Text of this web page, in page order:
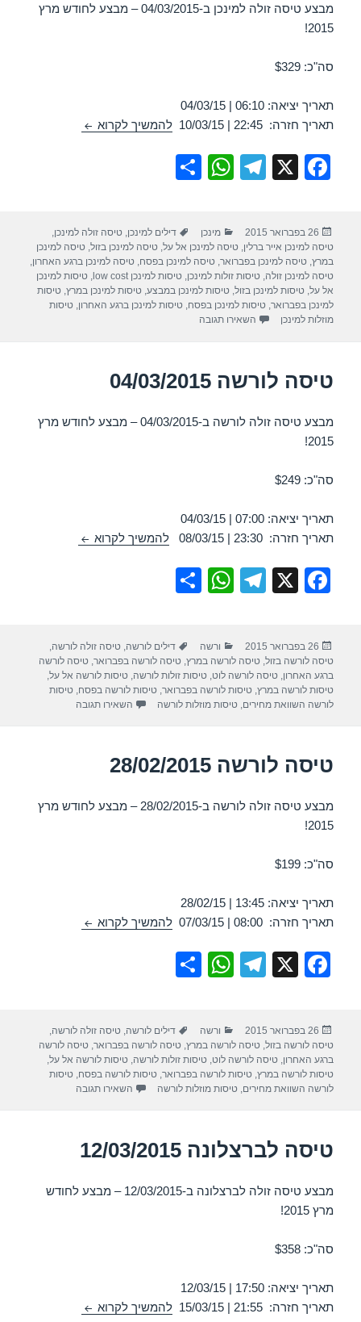
מבצע טיסה זולה למינכן ב-04/03/2015 – מבצע לחודש מרץ
2015!
סה"כ: $329
תאריך יציאה: 06:10 | 04/03/15
תאריך חזרה: 22:45 | 10/03/15
להמשיך לקרוא טיסה למינכן 04/03/2015
F
e
b
o
o
X
T
gr
a
m
W
s
A
p
p
e
פורסם
בתאריך
26 בפברואר 2015 קטגוריות
מינכן תגיות
דילים למינכן,טיסה זולה למינכן,
טיסה למינכן אייר ברלין,טיסה למינכן אל על,טיסה למינכן בזול,טיסה למינכן
במרץ,טיסה למינכן בפברואר,טיסה למינכן בפסח,טיסה למינכן ברגע האחרון,
טיסה למינכן זולה,טיסות זולות למינכן,טיסות למינכן low cost ,טיסות למינכן
אל על,טיסות למינכן בזול,טיסות למינכן במבצע,טיסות למינכן במרץ,טיסות
למינכן בפברואר,טיסות למינכן בפסח,טיסות למינכן ברגע האחרון,טיסות
מוזלות למינכן
השאירו תגובה
טיסה לורשה 04/03/2015
מבצע טיסה זולה לורשה ב-04/03/2015 – מבצע לחודש מרץ
2015!
סה"כ: $249
תאריך יציאה: 07:00 | 04/03/15
תאריך חזרה: 23:30 | 08/03/15
להמשיך לקרוא טיסה לורשה 04/03/2015
F
e
b
o
k
X
T
gr
a
m
W
s
A
p
e
פורסם
בתאריך
26 בפברואר 2015 קטגוריות
ורשה תגיות
דילים לורשה ,טיסה זולה לורשה
טיסה לורשה בזול ,טיסה לורשה במרץ ,טיסה לורשה בפברואר ,טיסה לורשה
ברגע האחרון ,טיסה לורשה לוט ,טיסות זולות לורשה ,טיסות לורשה אל על
טיסות לורשה במרץ ,טיסות לורשה בפברואר ,טיסות לורשה בפסח ,טיסות
לורשה השוואת מחירים ,טיסות מוזלות לורשה השאירו תגובה
טיסה לורשה 28/02/2015
מבצע טיסה זולה לורשה ב-28/02/2015 – מבצע לחודש מרץ
2015!
סה"כ: $199
תאריך יציאה: 13:45 | 28/02/15
תאריך חזרה: 08:00 | 07/03/15
להמשיך לקרוא טיסה לורשה 28/02/2015
F
e
b
o
k
X
T
gr
a
m
W
s
A
p
e
פורסם
בתאריך
26 בפברואר 2015 קטגוריות
ורשה תגיות
דילים לורשה,טיסה זולה לורשה,
טיסה לורשה בזול,טיסה לורשה במרץ,טיסה לורשה בפברואר,טיסה לורשה
ברגע האחרון,טיסה לורשה לוט,טיסות זולות לורשה,טיסות לורשה אל על,
טיסות לורשה במרץ,טיסות לורשה בפברואר,טיסות לורשה בפסח,טיסות
לורשה השוואת מחירים,טיסות מוזלות לורשה השאירו תגובה
טיסה לברצלונה 12/03/2015
מבצע טיסה זולה לברצלונה ב-12/03/2015 – מבצע לחודש
מרץ 2015!
סה"כ: $358
תאריך יציאה: 17:50 | 12/03/15
תאריך חזרה: 21:55 | 15/03/15
להמשיך לקרוא טיסה לברצלונה 12/03/2015